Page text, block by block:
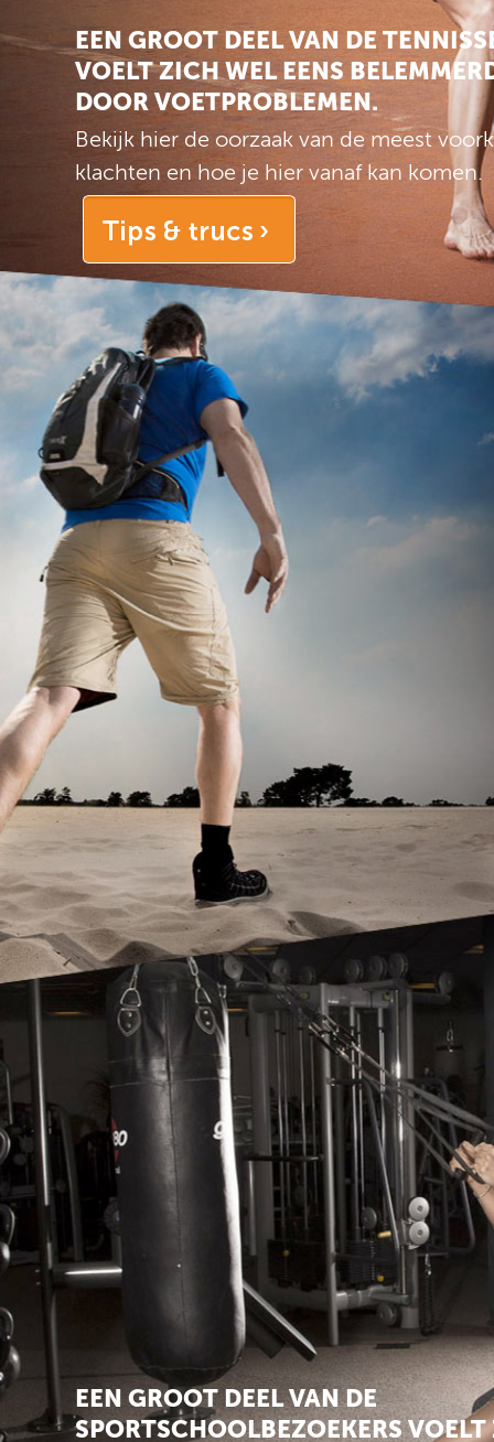
EEN GROOT DEEL VAN DE
VOELT ZICH WEL EENS
DOOR VOETPROBLEMEN.
Bekijk hier de oorzaak van de meest
klachten en hoe je hier vanaf kan komen.
EEN GROOT DEEL VAN DE
SPORTSCHOOLBEZOEKERS